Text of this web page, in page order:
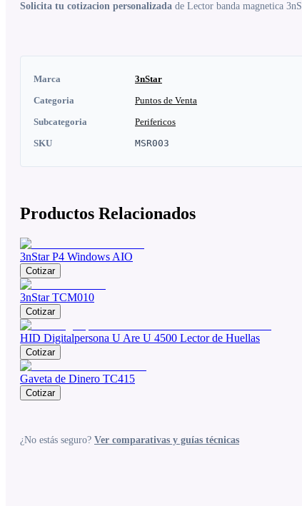
Solicita tu cotizacion personalizada de Lector banda magnetica
Marca
3nStar
Categoria
Puntos de Venta
Subcategoria
Perifericos
SKU
MSR003
Productos Relacionados
3nStar P4 Windows AIO
Cotizar
3nStar TCM010
Cotizar
HID Digitalpersona U Are U 4500 Lector de Huellas
Cotizar
Gaveta de Dinero TC415
Cotizar
¿No estás seguro? Ver comparativas y guías técnicas